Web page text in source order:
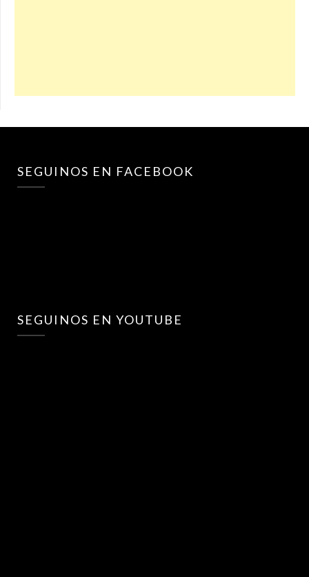
SEGUINOS EN FACEBOOK
SEGUINOS EN YOUTUBE